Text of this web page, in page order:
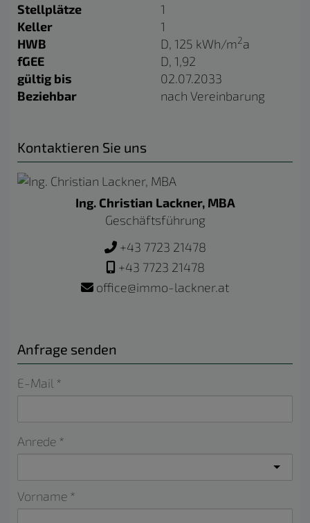
Stellplätze
1
Keller
1
HWB
D, 125 kWh/m2a
fGEE
D, 1,92
gültig bis
02.07.2033
Beziehbar
nach Vereinbarung
Kontaktieren Sie uns
Ing. Christian Lackner, MBA
Geschäftsführung
+43 7723 21478
+43 7723 21478
office@immo-lackner.at
Anfrage senden
E-Mail
Anrede
Vorname